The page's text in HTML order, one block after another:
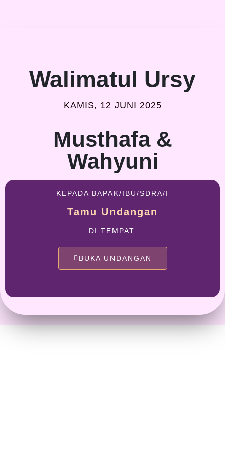
Walimatul Ursy
KAMIS, 12 JUNI 2025
Musthafa &
Wahyuni
KEPADA BAPAK/IBU/SDRA/I
Tamu Undangan
DI TEMPAT.
BUKA UNDANGAN